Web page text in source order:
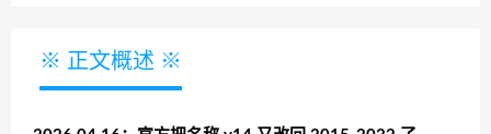
※ 正文概述 ※